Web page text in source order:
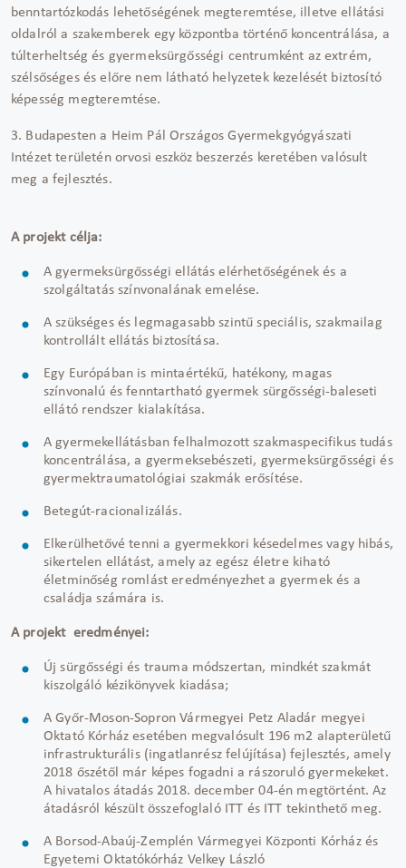
benntartózkodás lehetőségének megteremtése, illetve ellátási
oldalról a szakemberek egy központba történő koncentrálása, a
túlterheltség és gyermeksürgősségi centrumként az extrém,
szélsőséges és előre nem látható helyzetek kezelését biztosító
képesség megteremtése.
3. Budapesten a Heim Pál Országos Gyermekgyógyászati
Intézet területén orvosi eszköz beszerzés keretében valósult
meg a fejlesztés.
A projekt célja:
A gyermeksürgősségi ellátás elérhetőségének és a
szolgáltatás színvonalának emelése.
A szükséges és legmagasabb szintű speciális, szakmailag
kontrollált ellátás biztosítása.
Egy Európában is mintaértékű, hatékony, magas
színvonalú és fenntartható gyermek sürgősségi-baleseti
ellátó rendszer kialakítása.
A gyermekellátásban felhalmozott szakmaspecifikus tudás
koncentrálása, a gyermeksebészeti, gyermeksürgősségi és
gyermektraumatológiai szakmák erősítése.
Betegút-racionalizálás.
Elkerülhetővé tenni a gyermekkori késedelmes vagy hibás,
sikertelen ellátást, amely az egész életre kiható
életminőség romlást eredményezhet a gyermek és a
családja számára is.
A projekt eredményei:
Új sürgősségi és trauma módszertan, mindkét szakmát
kiszolgáló kézikönyvek kiadása;
A Győr-Moson-Sopron Vármegyei Petz Aladár megyei
Oktató Kórház esetében megvalósult 196 m2 alapterületű
infrastrukturális (ingatlanrész felújítása) fejlesztés, amely
2018 őszétől már képes fogadni a rászoruló gyermekeket.
A hivatalos átadás 2018. december 04-én megtörtént. Az
átadásról készült összefoglaló ITT és ITT tekinthető meg.
A Borsod-Abaúj-Zemplén Vármegyei Központi Kórház és
Egyetemi Oktatókórház Velkey László